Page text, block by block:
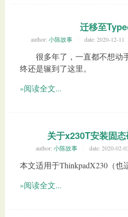
迁移至
author: 小陈故事 date: 2020-12-11
很多年了，一直都不想动
终还是辗到了这里。
»阅读全文...
关于x230T安装固
author: 小陈故事 date: 2020-02-
本文适用于ThinkpadX230（也
»阅读全文...